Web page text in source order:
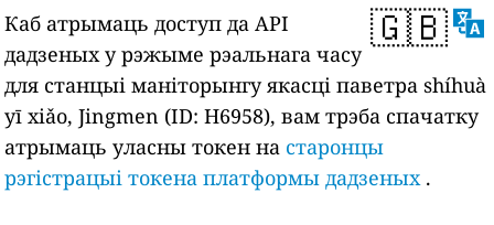
🇬🇧
Каб атрымаць доступ да API
дадзеных у рэжыме рэальнага часу
для станцыі маніторынгу якасці паветра shíhuà
yī xiǎo, Jingmen (ID: H6958), вам трэба спачатку
атрымаць уласны токен на старонцы
рэгістрацыі токена платформы дадзеных.